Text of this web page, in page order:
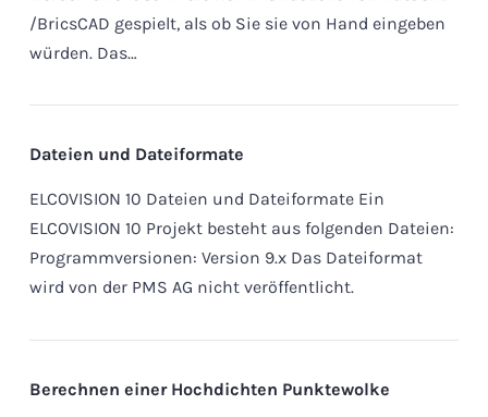
/BricsCAD gespielt, als ob Sie sie von Hand eingeben
würden. Das…
Dateien und Dateiformate
ELCOVISION 10 Dateien und Dateiformate Ein
ELCOVISION 10 Projekt besteht aus folgenden Dateien:
Programmversionen: Version 9.x Das Dateiformat
wird von der PMS AG nicht veröffentlicht.
Berechnen einer Hochdichten Punktewolke